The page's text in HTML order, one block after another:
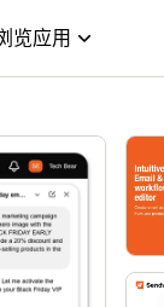
览应用